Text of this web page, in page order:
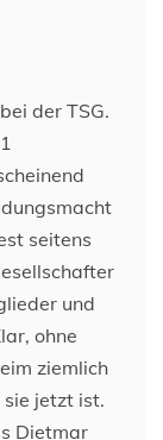
der TSG.
seitens
und
ohne
ziemlich
sie jetzt ist.
Dietmar